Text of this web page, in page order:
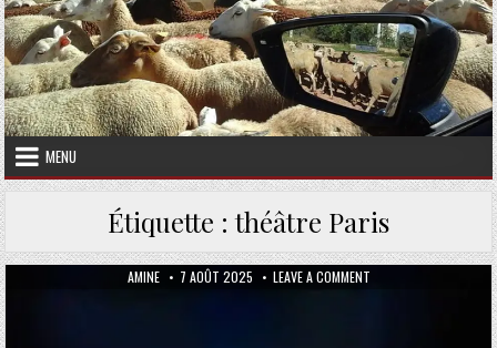
MENU
Étiquette :théâtre Paris
AUTHOR:
AMINE PUBLISHED DATE:
7 AOÛT 2025 LEAVE A COMMENTON MEILLEUR COURS